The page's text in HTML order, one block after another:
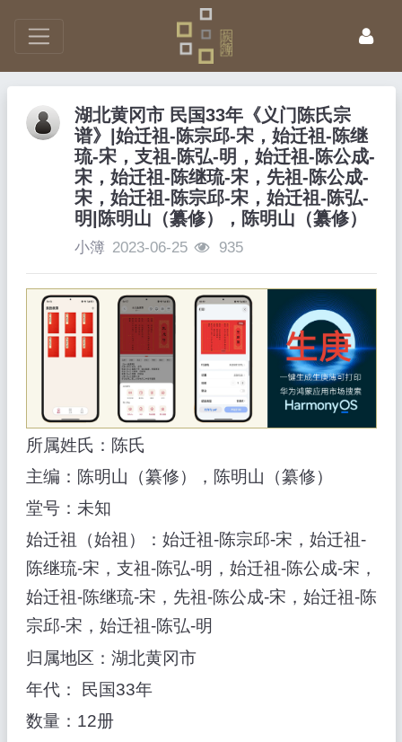
湖北黄冈市 民国33年《义门陈氏宗
谱》|始迁祖-陈宗邱-宋，始迁祖-陈继
琉-宋，支祖-陈弘-明，始迁祖-陈公成-
宋，始迁祖-陈继琉-宋，先祖-陈公成-
宋，始迁祖-陈宗邱-宋，始迁祖-陈弘-
明|陈明山（纂修），陈明山（纂修）
小簿 2023-06-25 935
所属姓氏：陈氏
主编：陈明山（纂修），陈明山（纂修）
堂号：未知
始迁祖（始祖）：始迁祖-陈宗邱-宋，始迁祖-
陈继琉-宋，支祖-陈弘-明，始迁祖-陈公成-宋，
始迁祖-陈继琉-宋，先祖-陈公成-宋，始迁祖-陈
宗邱-宋，始迁祖-陈弘-明
归属地区：湖北黄冈市
年代： 民国33年
数量：12册